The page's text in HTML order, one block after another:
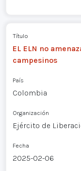
Título
EL ELN no
campesinos
País
Colombia
Organización
Ejército de
Fecha
2025-02-06